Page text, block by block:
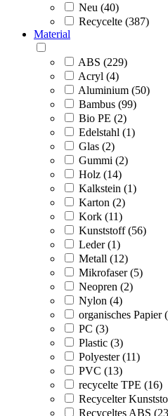
Neu (40)
Recycelte (387)
Material
ABS (229)
Acryl (4)
Aluminium (50)
Bambus (99)
Bio PE (2)
Edelstahl (1)
Glas (2)
Gummi (2)
Holz (14)
Kalkstein (1)
Karton (2)
Kork (11)
Kunststoff (56)
Leder (1)
Metall (12)
Mikrofaser (5)
Neopren (2)
Nylon (4)
organisches Papier
PC (3)
Plastic (3)
Polyester (11)
PVC (13)
recycelte TPE (16)
Recycelter
Recyceltes ABS